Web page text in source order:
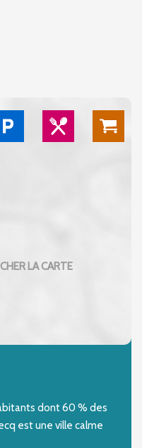
dont 60 % des
est une ville calme